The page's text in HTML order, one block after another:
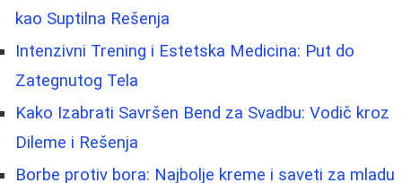
kao Suptilna Rešenja
Intenzivni Trening i Estetska Medicina: Put do
Zategnutog Tela
Kako Izabrati Savršen Bend za Svadbu: Vodič kroz
Dileme i Rešenja
Borbe protiv bora: Najbolje kreme i saveti za mladu